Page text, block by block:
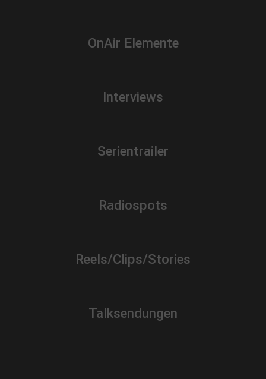
OnAir Elemente
Interviews
Serientrailer
Radiospots
Reels/Clips/Stories
Talksendungen